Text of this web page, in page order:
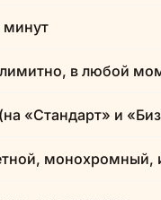
минут
в любой
«Стандарт» и
монохромный,